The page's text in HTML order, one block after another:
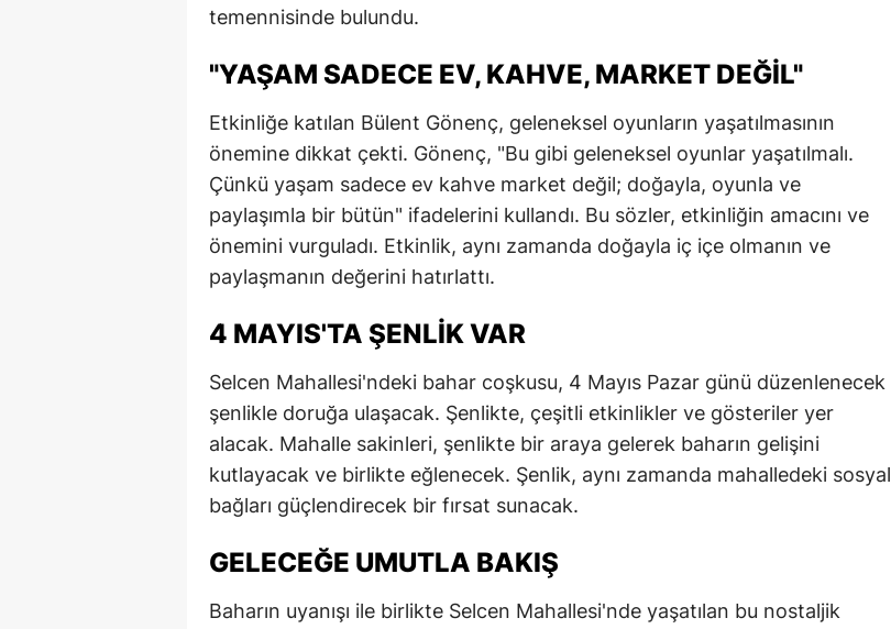
Kırklareli
Kırşehir
Kocaeli
Konya
Kütahya
Manisa
Kahramanmaraş
Mardin
Muğla
Nevşehir
Niğde
temennisinde bulundu.
"YAŞAM SADECE EV, KAHVE, MARKET DEĞIL"
Etkinliğe katılan Bülent Gönenç, geleneksel oyunların yaşatılmasının
önemine dikkat çekti. Gönenç, "Bu gibi geleneksel oyunlar yaşatılmalı.
Çünkü yaşam sadece ev kahve market değil; doğayla, oyunla ve
paylaşımla bir bütün" ifadelerini kullandı. Bu sözler, etkinliğin amacını ve
önemini vurguladı. Etkinlik, aynı zamanda doğayla iç içe olmanın ve
paylaşmanın değerini hatırlattı.
4 MAYIS'TA ŞENLIK VAR
Selcen Mahallesi'ndeki bahar coşkusu, 4 Mayıs Pazar günü düzenlenecek
şenlikle doruğa ulaşacak. Şenlikte, çeşitli etkinlikler ve gösteriler yer
alacak. Mahalle sakinleri, şenlikte bir araya gelerek baharın gelişini
kutlayacak ve birlikte eğlenecek. Şenlik, aynı zamanda mahalledeki sosyal
bağları güçlendirecek bir fırsat sunacak.
GELECEĞE UMUTLA BAKIŞ
Baharın uyanışı ile birlikte Selcen Mahallesi'nde yaşatılan bu nostaljik